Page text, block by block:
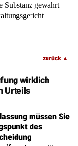
Substanz gewahrt
zurück
wirklich
Urteils
müssen Sie
des